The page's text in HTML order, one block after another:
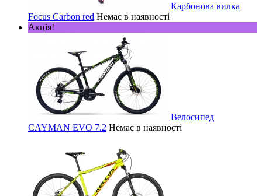
Карбонова вилка
Focus Carbon red Немає в наявності
Акція!
Велосипед
CAYMAN EVO 7.2 Немає в наявності